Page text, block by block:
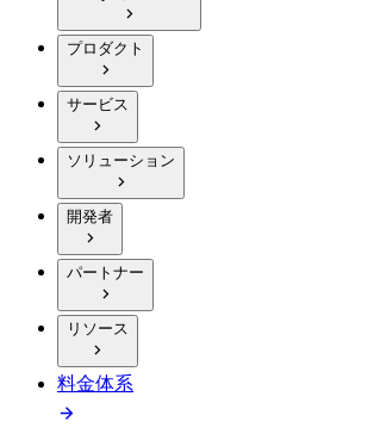
プロダクト
サービス
ソリューション
開発者
パートナー
リソース
料金体系